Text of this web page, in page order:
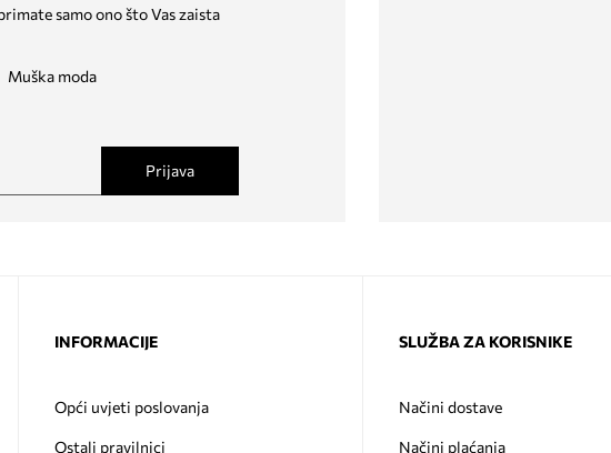
samo ono što Vas zaista
Muška moda
Prijava
INFORMACIJE
Opći uvjeti poslovanja
Ostali pravilnici
SLUŽBA ZA KORISNIKE
Načini dostave
Načini plaćanja